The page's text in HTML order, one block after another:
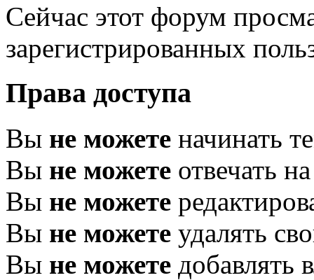
Сейчас этот форум
зарегистрированных
Права доступа
Вы не можете начинать
Вы не можете отвечать
Вы не можете
Вы не можете удалять
Вы не можете добавлять